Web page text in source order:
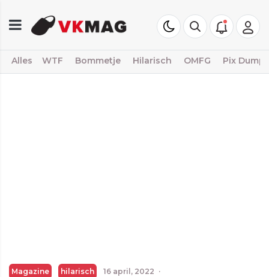
Alles WTF Bommetje Hilarisch OMFG Pix Dump
Magazine hilarisch 16 april, 2022 ·